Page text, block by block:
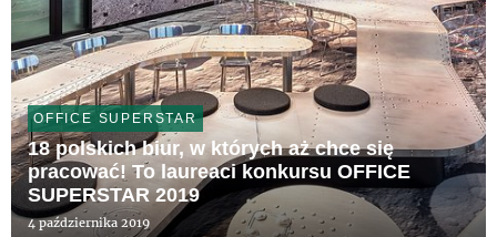
OFFICE SUPERSTAR
18 polskich biur, w których aż chce się
pracować! To laureaci konkursu OFFICE
SUPERSTAR 2019
4 października 2019